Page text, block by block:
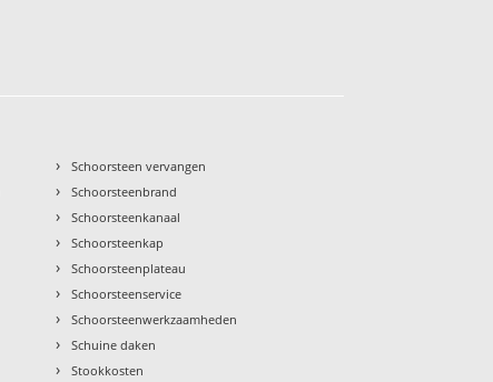
› Schoorsteen vervangen
› Schoorsteenbrand
› Schoorsteenkanaal
› Schoorsteenkap
› Schoorsteenplateau
› Schoorsteenservice
› Schoorsteenwerkzaamheden
› Schuine daken
› Stookkosten